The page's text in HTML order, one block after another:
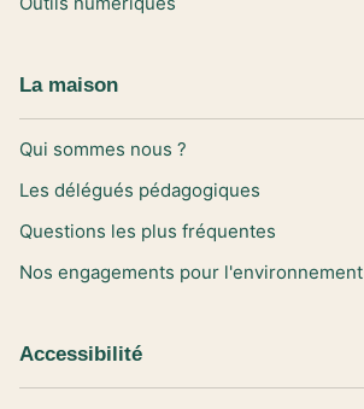
La maison
Qui sommes nous ?
Les délégués pédagogiques
Questions les plus fréquentes
Nos engagements pour l'environnement
Accessibilité